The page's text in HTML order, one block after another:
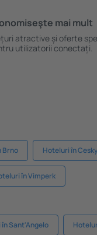
mai mult
atractive și oferte
utilizatorii conectați.
Brno Hoteluri în
în Vimperk
Sant'Angelo